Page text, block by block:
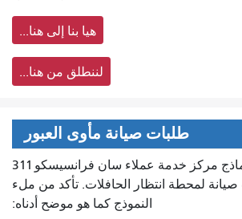
هيا بنا إلى هنا...
لننطلق من هنا...
طلبات صيانة مأوى العبور
يرجى استخدام نماذج مركز خدمة عملاء سان فرانسيسكو 311
لمحطة انتظار الحافلات. تأكد من ملء
النموذج كما هو موضح أدناه: